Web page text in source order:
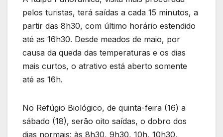
pelos turistas, terá saídas a cada 15 minutos, a
partir das 8h30, com último horário estendido
até as 16h30. Desde meados de maio, por
causa da queda das temperaturas e os dias
mais curtos, o atrativo está aberto somente
até as 16h.
No Refúgio Biológico, de quinta-feira (16) a
sábado (18), serão oito saídas, o dobro dos
dias normais: às 8h30, 9h30, 10h, 10h30,